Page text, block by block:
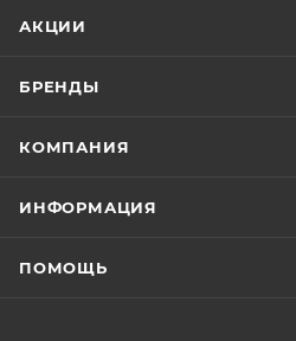
АКЦИИ
БРЕНДЫ
КОМПАНИЯ
ИНФОРМАЦИЯ
ПОМОЩЬ